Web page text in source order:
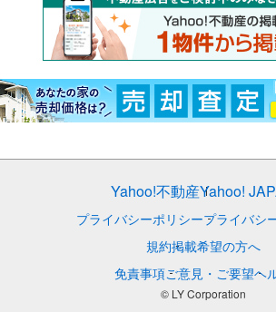
Yahoo!不動産Yahoo!
プライバシーポリシープライバシ
規約掲載希望の方へ
免責事項ご意見・ご要望ヘ
© LY Corporation